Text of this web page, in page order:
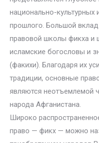
национально-культурных
прошлого. Большой
правовой школы фикха и
исламские богословы и
(факихи). Благодаря их
традиции, основные
являются неотъемлемой
народа Афганистана.
Широко
право — фикх — можно